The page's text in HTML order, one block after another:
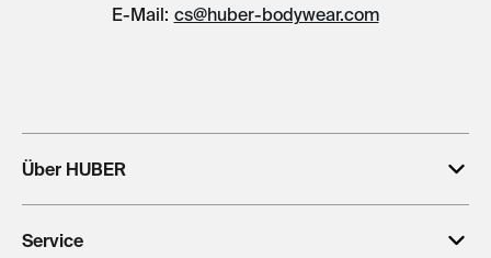
E-Mail: cs@huber-bodywear.com
Über HUBER
Service